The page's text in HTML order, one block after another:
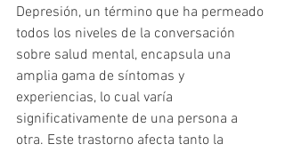
Depresión, un término que ha permeado
todos los niveles de la conversación
sobre salud mental, encapsula una
amplia gama de síntomas y
experiencias, lo cual varía
significativamente de una persona a
otra. Este trastorno afecta tanto la